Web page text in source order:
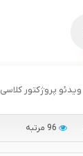
ویدئو پروژکتور کلاسی
96 مرتبه